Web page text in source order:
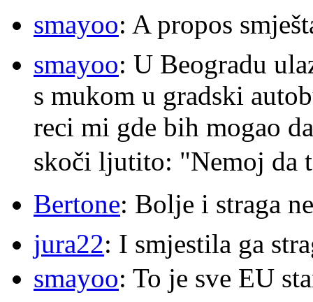
smayoo: A propos
smayoo: U Beogradu
s mukom u gradski
reci mi gde bih mogao
skoči ljutito: "Nemoj da
Bertone: Bolje i straga
jura22: I smjestila ga
smayoo: To je sve EU